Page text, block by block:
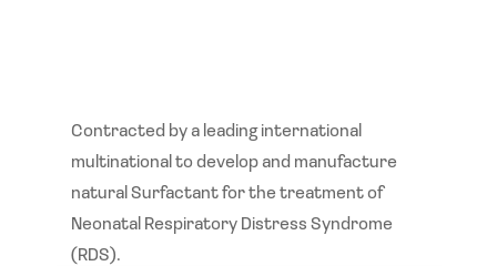
Contracted by a leading international
multinational to develop and manufacture
natural Surfactant for the treatment of
Neonatal Respiratory Distress Syndrome
(RDS).